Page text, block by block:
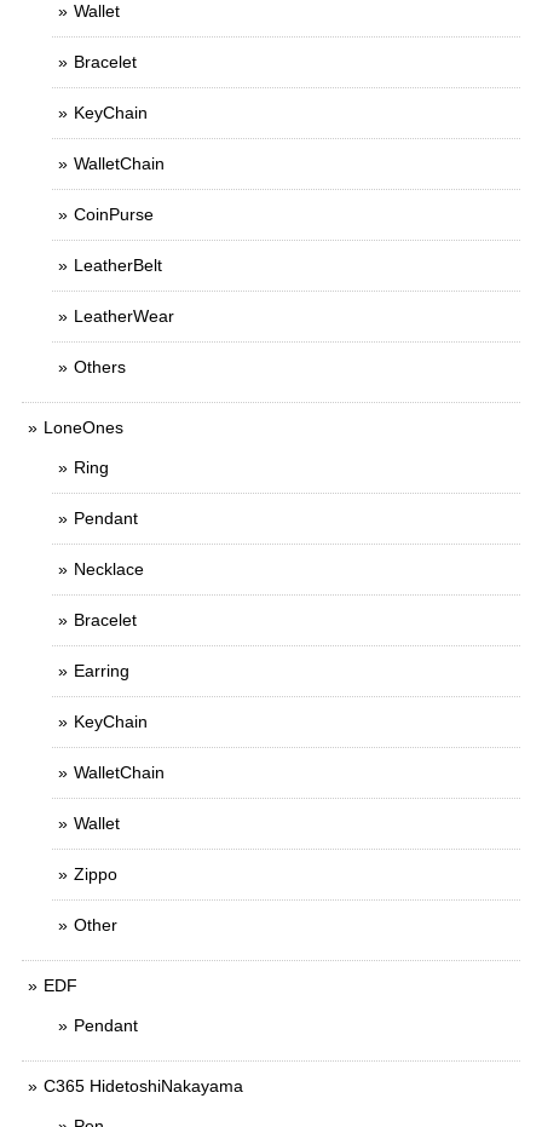
Wallet
Bracelet
KeyChain
WalletChain
CoinPurse
LeatherBelt
LeatherWear
Others
LoneOnes
Ring
Pendant
Necklace
Bracelet
Earring
KeyChain
WalletChain
Wallet
Zippo
Other
EDF
Pendant
C365 HidetoshiNakayama